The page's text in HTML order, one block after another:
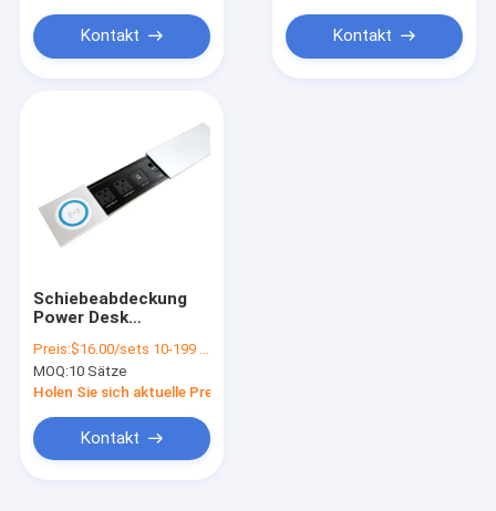
Kontakt Kontakt
Schiebeabdeckung
Power Desk
doppelter USB-
Ausnutzungssicherung
Preis:$16.00/sets 10-199 sets
MOQ:10 Sätze
Holen Sie sich aktuelle Preis
Kontakt